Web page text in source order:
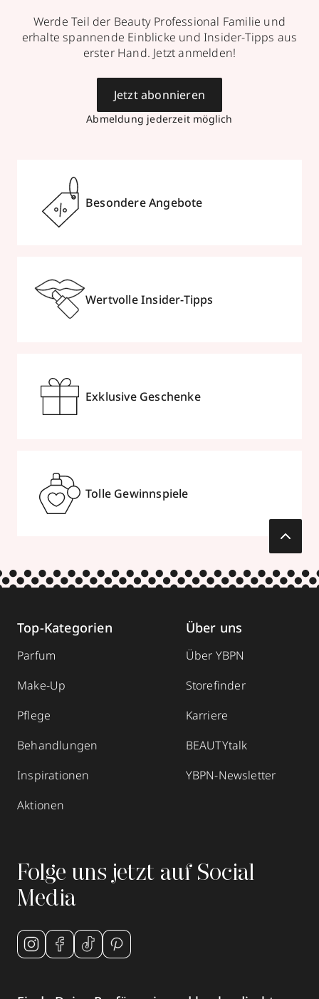
Werde Teil der Beauty Professional Familie und
erhalte spannende Einblicke und Insider-Tipps aus
erster Hand. Jetzt anmelden!
Abmeldung jederzeit möglich
Jetzt abonnieren
Besondere Angebote
Wertvolle Insider-Tipps
Exklusive Geschenke
Tolle Gewinnspiele
Top-Kategorien
Parfum
Make-Up
Pflege
Behandlungen
Inspirationen
Aktionen
Über uns
Über YBPN
Storefinder
Karriere
BEAUTYtalk
YBPN-Newsletter
Folge uns jetzt auf Social
Media